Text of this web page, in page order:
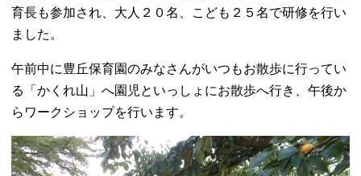
育長も参加され、大人２０名、こども２５名で研修を行い
ました。
午前中に豊丘保育園のみなさんがいつもお散歩に行ってい
る「かくれ山」へ園児といっしょにお散歩へ行き、午後か
らワークショップを行います。